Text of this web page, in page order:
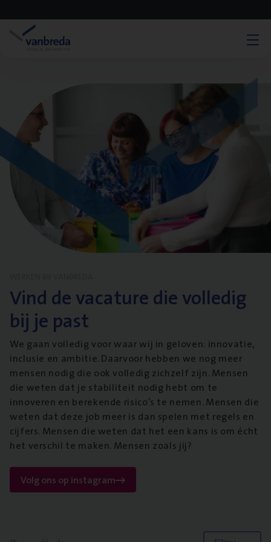
Vind de vacature die volledig
bij je past
We gaan volledig voor waar wij in geloven: innovatie,
inclusie en ambitie. Daarvoor hebben we nog meer
mensen nodig die ook volledig zichzelf zijn. Mensen
die weten dat je stabiliteit nodig hebt om te
innoveren en berekende risico’s te nemen. Mensen die
weten dat deze job meer is dan spelen met regels en
cijfers. Mensen die weten dat het een kans is om écht
het verschil te maken. Mensen zoals jij?
Volg ons op instagram